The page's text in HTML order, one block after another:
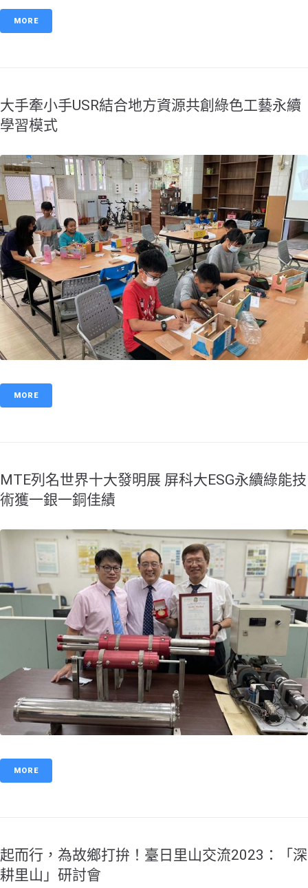
MORE
大手牽小手USR結合地方資源共創綠色工藝永續
學習模式
MORE
MTE列名世界十大發明展 屏科大ESG永續綠能技
術獲一銀一銅佳績
MORE
起而行，為故鄉打拚！臺日里山交流2023：「深
耕里山」研討會